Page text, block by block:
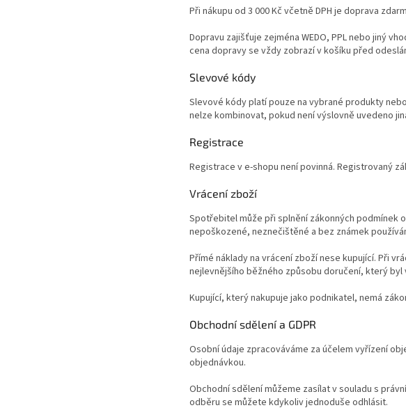
Při nákupu od 3 000 Kč včetně DPH je doprava
Dopravu zajišťuje zejména WEDO, PPL nebo jiný
cena dopravy se vždy zobrazí v košíku před
Slevové kódy
Slevové kódy platí pouze na vybrané produkty
nelze kombinovat, pokud není výslovně uvedeno
Registrace
Registrace v e-shopu není povinná. Registrovaný
Vrácení zboží
Spotřebitel může při splnění zákonných podmínek
nepoškozené, neznečištěné a bez známek
Přímé náklady na vrácení zboží nese kupující. Při
nejlevnějšího běžného způsobu doručení, který
Kupující, který nakupuje jako podnikatel, nemá
Obchodní sdělení a GDPR
Osobní údaje zpracováváme za účelem vyřízení
objednávkou.
Obchodní sdělení můžeme zasílat v souladu s
odběru se můžete kdykoliv jednoduše odhlásit.